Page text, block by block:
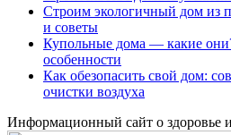
Строим экологичный дом из
и советы
Купольные дома — какие
особенности
Как обезопасить свой дом:
очистки воздуха
Информационный сайт о здоровье